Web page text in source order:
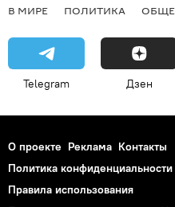
В МИРЕ ПОЛИТИКА
Telegram Дзен
О проекте Реклама Контакты
Политика конфиденциальности
Правила использования